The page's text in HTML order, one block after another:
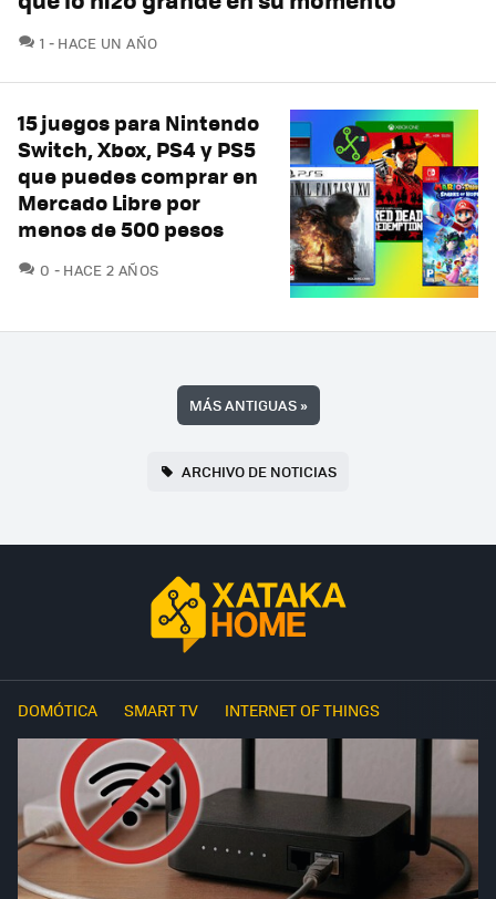
1 COMENTARIOS
HACE UN AÑO
15 juegos para Nintendo
Switch, Xbox, PS4 y PS5
que puedes comprar en
Mercado Libre por
menos de 500 pesos
0 COMENTARIOS
HACE 2 AÑOS
MÁS ANTIGUAS»
ARCHIVO DE NOTICIAS
DOMÓTICA SMART TV INTERNET OF THINGS